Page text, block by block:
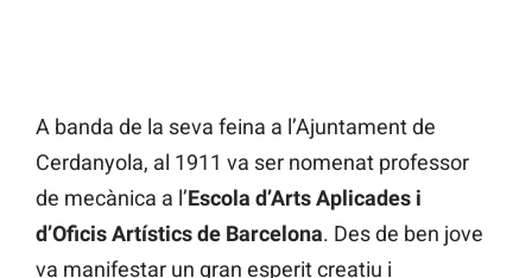
A banda de la seva feina a l’Ajuntament de
Cerdanyola, al 1911 va ser nomenat professor
de mecànica a l’Escola d’Arts Aplicades i
d’Oficis Artístics de Barcelona. Des de ben jove
va manifestar un gran esperit creatiu i